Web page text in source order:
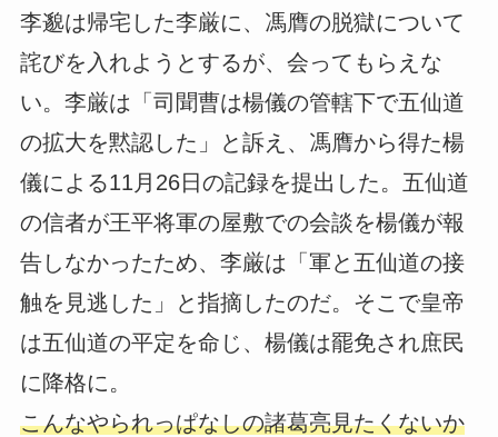
李邈は帰宅した李厳に、馮膺の脱獄について
詫びを入れようとするが、会ってもらえな
い。李厳は「司聞曹は楊儀の管轄下で五仙道
の拡大を黙認した」と訴え、馮膺から得た楊
儀による11月26日の記録を提出した。五仙道
の信者が王平将軍の屋敷での会談を楊儀が報
告しなかったため、李厳は「軍と五仙道の接
触を見逃した」と指摘したのだ。そこで皇帝
は五仙道の平定を命じ、楊儀は罷免され庶民
に降格に。
こんなやられっぱなしの諸葛亮見たくないか